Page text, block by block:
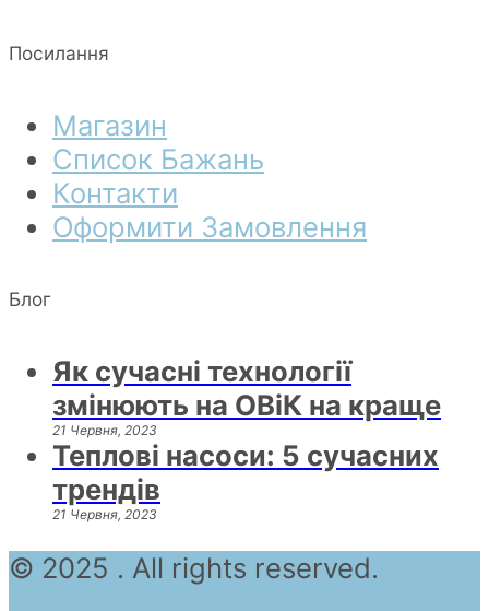
Посилання
Магазин
Список Бажань
Контакти
Оформити Замовлення
Блог
Як сучасні технології
змінюють на ОВіК на краще
21 Червня, 2023
Теплові насоси: 5 сучасних
трендів
21 Червня, 2023
© 2025 . All rights reserved.